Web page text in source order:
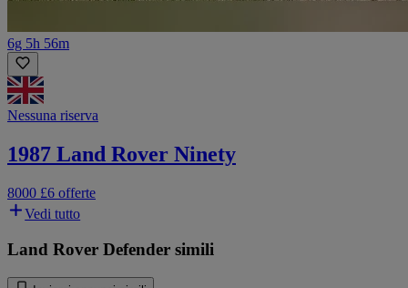
6g 5h 56m
Nessuna riserva
1987 Land Rover Ninety
8000 £6 offerte
Vedi tutto
Land Rover Defender simili